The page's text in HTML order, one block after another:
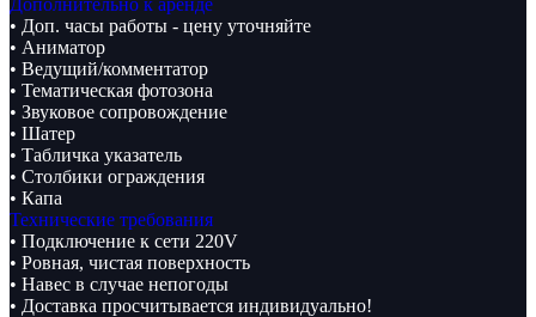
• Доп. часы работы - цену уточняйте
• Аниматор
• Ведущий/комментатор
• Тематическая фотозона
• Звуковое сопровождение
• Шатер
• Табличка указатель
• Столбики ограждения
• Капа
Технические требования
• Подключение к сети 220V
• Ровная, чистая поверхность
• Навес в случае непогоды
• Доставка просчитывается индивидуально!